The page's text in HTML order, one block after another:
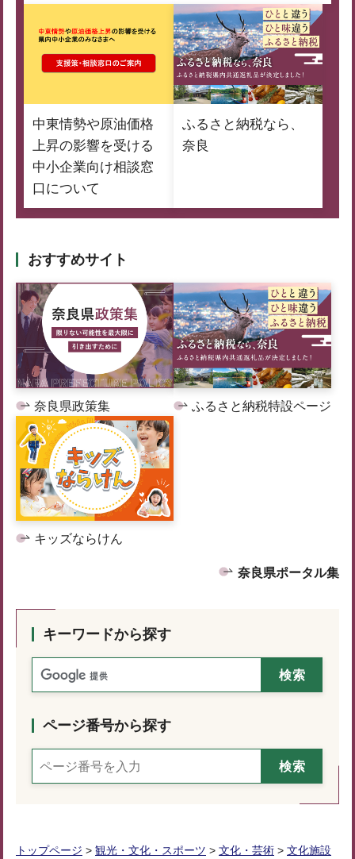
中東情勢や原油価格
上昇の影響を受ける
中小企業向け相談窓
口について
ふるさと納税なら、
奈良
おすすめサイト
奈良県政策集 ふるさと納税特設ページ
キッズならけん
奈良県ポータル集
キーワードから探す
ページ番号から探す
トップページ > 観光・文化・スポーツ > 文化・芸術 > 文化施設